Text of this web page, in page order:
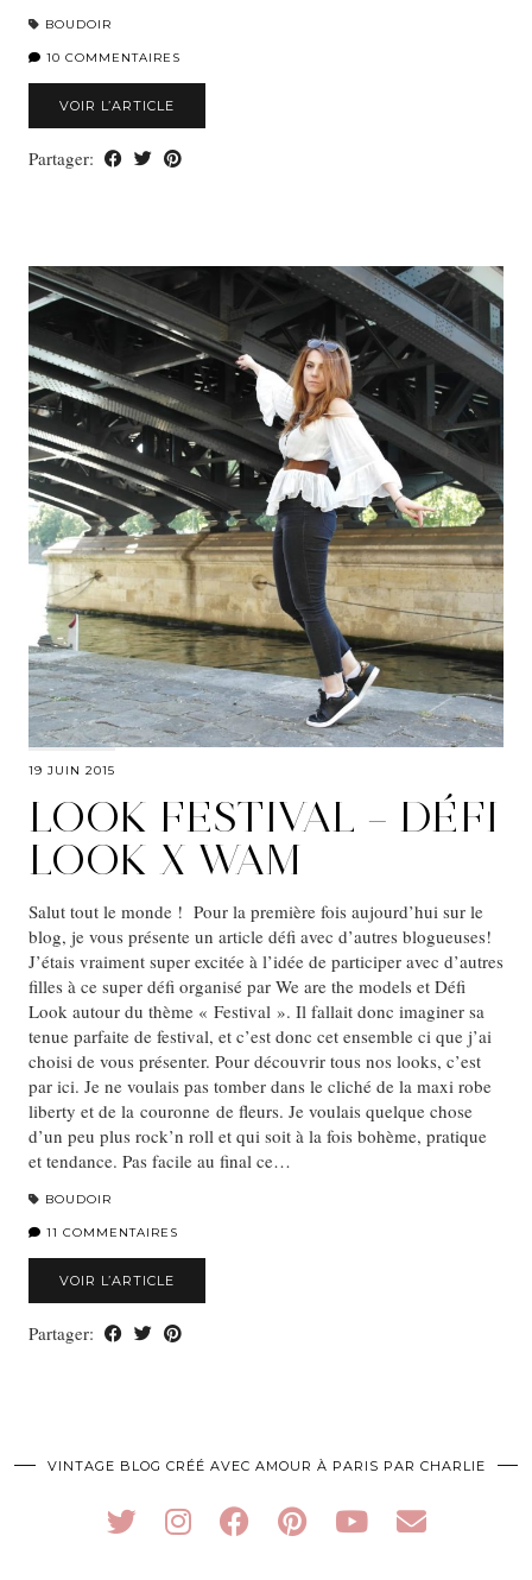
BOUDOIR
10 COMMENTAIRES
VOIR L’ARTICLE
Partager:
19 JUIN 2015
LOOK FESTIVAL – DÉFI
LOOK X WAM
Salut tout le monde ! Pour la première fois aujourd’hui sur le
blog, je vous présente un article défi avec d’autres blogueuses!
J’étais vraiment super excitée à l’idée de participer avec d’autres
filles à ce super défi organisé par We are the models et Défi
Look autour du thème « Festival ». Il fallait donc imaginer sa
tenue parfaite de festival, et c’est donc cet ensemble ci que j’ai
choisi de vous présenter. Pour découvrir tous nos looks, c’est
par ici. Je ne voulais pas tomber dans le cliché de la maxi robe
liberty et de la couronne de fleurs. Je voulais quelque chose
d’un peu plus rock’n roll et qui soit à la fois bohème, pratique
et tendance. Pas facile au final ce…
BOUDOIR
11 COMMENTAIRES
VOIR L’ARTICLE
Partager:
VINTAGE BLOG CRÉÉ AVEC AMOUR À PARIS PAR CHARLIE